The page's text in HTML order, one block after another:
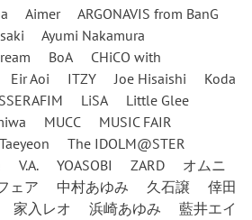
Aimer
ARGONAVIS from BanG
Ayumi Nakamura
BoA
CHiCO with
Eir Aoi ITZY Joe Hisaishi
Koda
LiSA
Little Glee
MUCC
MUSIC FAIR
Taeyeon
The IDOLM@STER
V.A. YOASOBI ZARD
オムニ
ェア 中村あゆみ 久石譲
倖田
家入レオ 浜崎あゆみ
藍井エイ